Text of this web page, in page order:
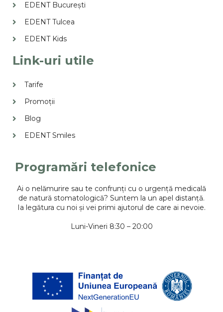
EDENT București
EDENT Tulcea
EDENT Kids
Link-uri utile
Tarife
Promoții
Blog
EDENT Smiles
Programări telefonice
Ai o nelămurire sau te confrunți cu o urgență medicală
de natură stomatologică? Suntem la un apel distanță.
Ia legătura cu noi și vei primi ajutorul de care ai nevoie.
Luni-Vineri 8:30 – 20:00